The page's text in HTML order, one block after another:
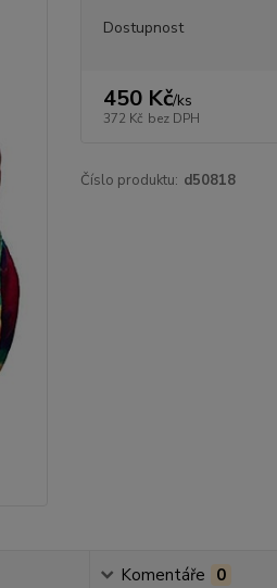
Dostupnost
450 Kč/ks
372 Kč bez DPH
Číslo produktu: d50818
Komentáře 0